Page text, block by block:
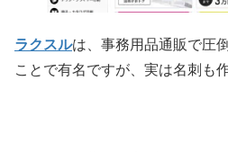
ラクスルは、事務用品通販で圧
ことで有名ですが、実は名刺も